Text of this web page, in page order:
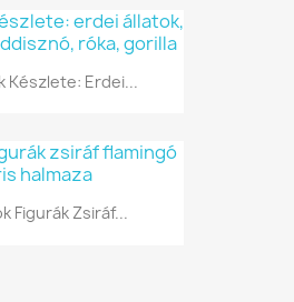
Készlete: Erdei...
Figurák Zsiráf...